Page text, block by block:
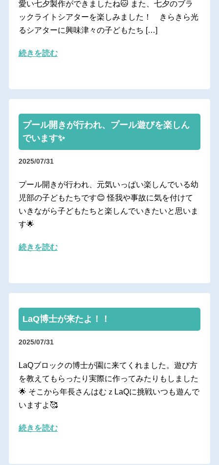
愛い七夕製作ができましたね🐱 また、七夕のブラ
ックライトシアターを楽しみました！ きらきら光
るシアターに興味津々の子どもたち […]
続きを読む
プール開きが行われ、プール遊びを楽しん
でいます✨
2025/07/31
プール開きが行われ、元気いっぱい楽しんでいる幼
児部の子どもたちです😊 怪我や事故に気を付けて
いきながら子どもたちと楽しんでいきたいと思いま
す🌟
続きを読む
LaQ博士が来たよ！！
2025/07/31
LaQブロックの博士が園に来てくれました。遊び方
を教えてもらったり実際に作ってみたりもしました
🌟 そこから年長さんはむｚLaQに挑戦いつも遊んで
いますよ🥰
続きを読む